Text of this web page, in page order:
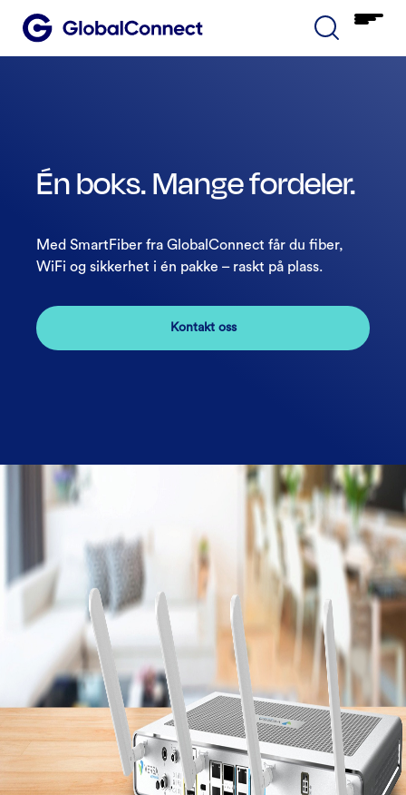
Én boks. Mange fordeler.
Med SmartFiber fra GlobalConnect får du fiber,
WiFi og sikkerhet i én pakke – raskt på plass.
Kontakt oss